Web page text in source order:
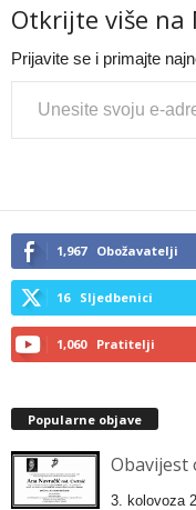
Otkrijte više na
Prijavite se i primajte
Type your email…
1,967 Obožavatelji
16 Sljedbenici
1,060 Pratitelji
Popularne objave
Obavijest
3. kolovoza